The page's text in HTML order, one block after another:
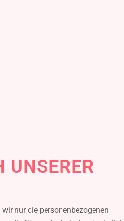
UNSERER
nur die personenbezogenen